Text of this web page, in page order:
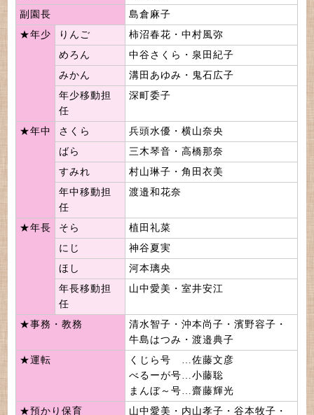
副園長
島倉麻子
★年少 りんご
柿沼春花・中村風弥
めろん
中谷さくら・泉田紀子
みかん
溝田あゆみ・鬼石広子
年少移動担
任
深町委子
★年中 さくら
兵頭水優・横山奈央
ばら
三木琴音・高橋那奈
すみれ
村山琳子・角田衣美
年中移動担
任
渡邉和花奈
★年長 そら
植田礼菜
にじ
神谷夏実
ほし
河本璃央
年長移動担
任
山中愛美・室井安江
★事務・教務
清水智子・沖本尚子・濱野容子・
牛島はつみ・渡邉典子
★運転
くじら号 …佐藤文彦
べるーが号…小藤聡
まんぼ～号…齋藤輝光
★預かり保育
山中愛美・内山孝子・谷本牧子・